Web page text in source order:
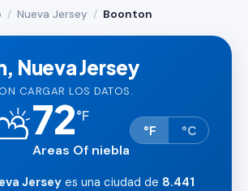
/ Nueva Jersey / Boonton
Nueva Jersey
CARGAR LOS DATOS.
72°F
Areas Of niebla
°F °C
Jersey es una ciudad de 8.441